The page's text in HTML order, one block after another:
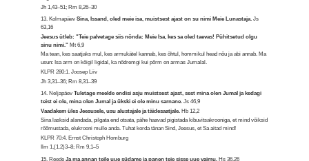
Jh 1,43–51; Rm 8,26–30
13. KolmapäevSina, Issand, oled meie isa, muistsest ajast on su nimi Meie Lunastaja.Js
63,16
Jeesus ütleb: "Teie palvetage siis nõnda: Meie Isa, kes sa oled taevas! Pühitsetud olgu
sinu nimi." Mt 6,9
Ma tean, kes saatjaks mul, kes armukätel kannab, kes õhtul, hommikul head nõu ja abi annab. Ma
usun: Isa arm on kõigil ligidal, ka nõdremgi kui põrm on armas Jumalal.
KLPR 280:1. Joosep Liiv
Jh 3,31–36; Rm 8,31–39
14. NeljapäevTuletage meelde endisi asju muistsest ajast, sest mina olen Jumal ja kedagi
teist ei ole, mina olen Jumal ja ükski ei ole minu sarnane.Js 46,9
Vaadakem üles Jeesusele, usu alustajale ja täidesaatjale. Hb 12,2
Sina lasksid alandada, pilgata end otsata, pähe haavad pigistada kibuvitsakrooniga, et mind võiksid
rõõmustada, elukrooni mulle anda. Tuhat korda tänan Sind, Jeesus, et Sa aitad mind!
KLPR 70:4. Ernst Christoph Homburg
Ilm 1,(1.2)3–8; Rm 9,1–5
15. ReedeJa ma annan teile uue südame ja panen teie sisse uue vaimu. Hs 36,26